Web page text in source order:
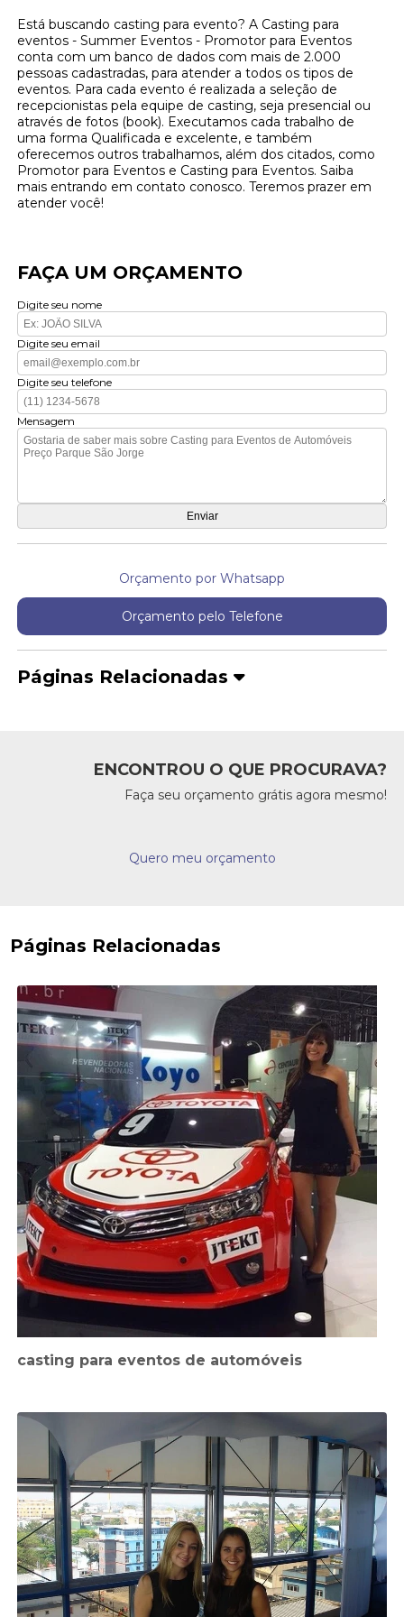
Está buscando casting para evento? A Casting para
eventos - Summer Eventos - Promotor para Eventos
conta com um banco de dados com mais de 2.000
pessoas cadastradas, para atender a todos os tipos de
eventos. Para cada evento é realizada a seleção de
recepcionistas pela equipe de casting, seja presencial ou
através de fotos (book). Executamos cada trabalho de
uma forma Qualificada e excelente, e também
oferecemos outros trabalhamos, além dos citados, como
Promotor para Eventos e Casting para Eventos. Saiba
mais entrando em contato conosco. Teremos prazer em
atender você!
FAÇA UM ORÇAMENTO
Digite seu nome
Digite seu email
Digite seu telefone
Mensagem
Orçamento por Whatsapp
Orçamento pelo Telefone
Páginas Relacionadas
ENCONTROU O QUE PROCURAVA?
Faça seu orçamento grátis agora mesmo!
Quero meu orçamento
Páginas Relacionadas
casting para eventos de automóveis